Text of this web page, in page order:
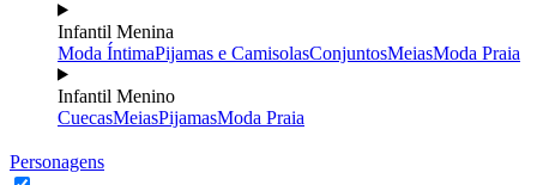
Infantil Menina
Moda ÍntimaPijamas e CamisolasConjuntosMeiasModa Praia
Infantil Menino
CuecasMeiasPijamasModa Praia
Personagens